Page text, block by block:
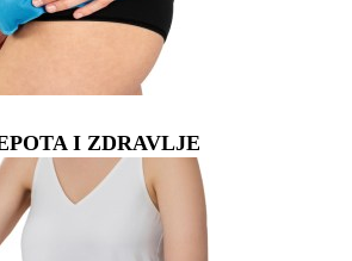
I ZDRAVLJE